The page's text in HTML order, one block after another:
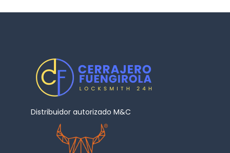
Distribuidor autorizado M&C